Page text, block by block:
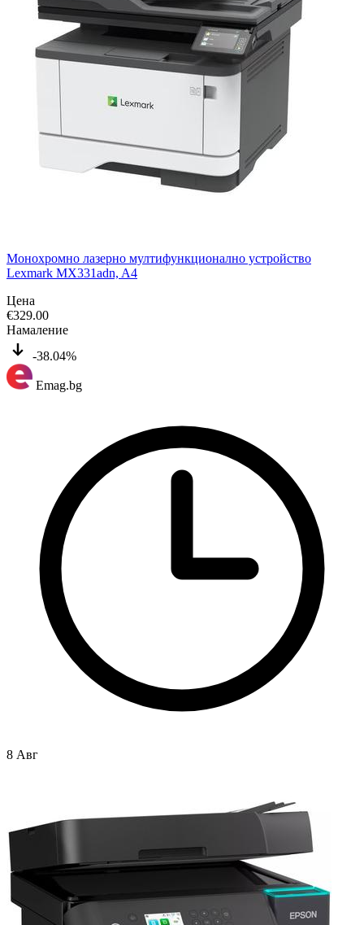
Монохромно лазерно мултифункционално устройство
Lexmark MX331adn, A4
Цена
€329.00
Намаление
-38.04%
Emag.bg
8 Авг